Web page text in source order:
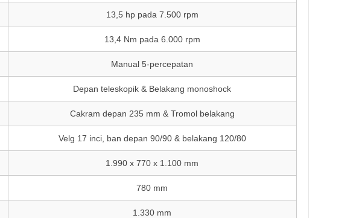
13,5 hp pada 7.500 rpm
13,4 Nm pada 6.000 rpm
Manual 5-percepatan
Depan teleskopik & Belakang monoshock
Cakram depan 235 mm & Tromol belakang
Velg 17 inci, ban depan 90/90 & belakang 120/80
1.990 x 770 x 1.100 mm
780 mm
1.330 mm